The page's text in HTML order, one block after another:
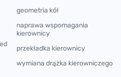
geometria kół
naprawa wspomagania
kierownicy
przekładka kierownicy
wymiana drążka kierowniczego